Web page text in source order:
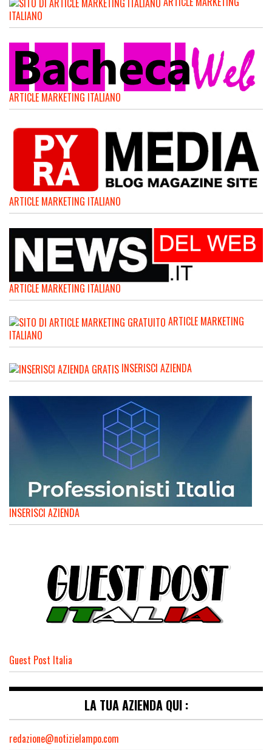
ITALIANO
ARTICLE MARKETING ITALIANO
ARTICLE MARKETING ITALIANO
ARTICLE MARKETING ITALIANO
ARTICLE MARKETING
ITALIANO
INSERISCI AZIENDA
INSERISCI AZIENDA
Guest Post Italia
LA TUA AZIENDA QUI :
redazione@notizielampo.com